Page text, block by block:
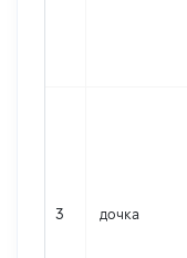
3 дочка